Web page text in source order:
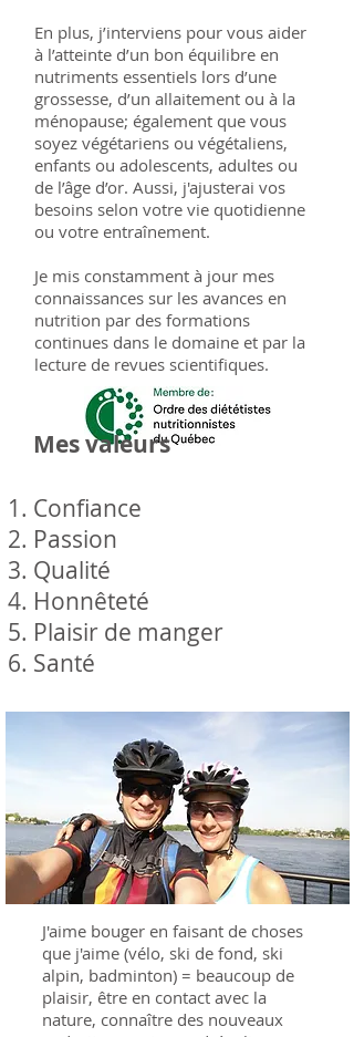
En plus, j’interviens pour vous aider
à l’atteinte d’un bon équilibre en
nutriments essentiels lors d’une
grossesse, d’un allaitement ou à la
ménopause; également que vous
soyez végétariens ou végétaliens,
enfants ou adolescents, adultes ou
de l’âge d’or. Aussi, j'ajusterai vos
besoins selon votre vie quotidienne
ou votre entraînement.​
Je mis constamment à jour mes
connaissances sur les avances en
nutrition par des formations
continues dans le domaine et par la
lecture de revues scientifiques.
J'aime bouger en faisant de choses
que j'aime (vélo, ski de fond, ski
alpin, badminton) = beaucoup de
plaisir, être en contact avec la
nature, connaître des nouveaux
Mes valeurs
Confiance
Passion
Qualité
Honnêteté
Plaisir de manger
Santé